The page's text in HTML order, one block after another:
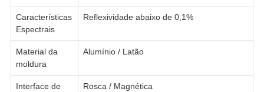
Características
Espectrais
Reflexividade abaixo de 0,1%
Material da
moldura
Alumínio / Latão
Interface de
Rosca / Magnética